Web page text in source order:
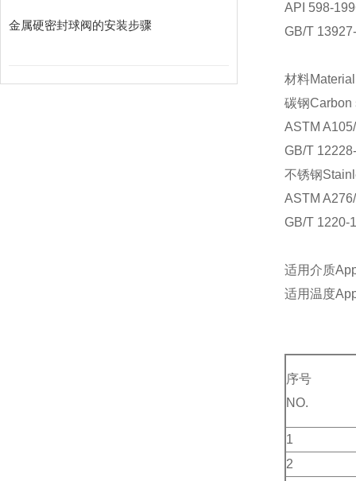
金属硬密封球阀的安装步骤
API 598-
GB/T
材
碳钢Carbon
ASTM
GB/
不锈钢
ASTM
GB/T 1220-
适用介质
适用温度
序号
NO.
1
2